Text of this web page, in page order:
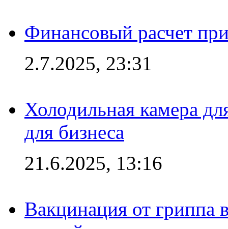
Финансовый расчет
2.7.2025, 23:31
Холодильная камера
для бизнеса
21.6.2025, 13:16
Вакцинация от гриппа